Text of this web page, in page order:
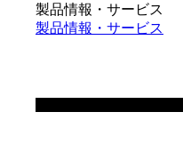
製品情報・サービス
製品情報・サービス